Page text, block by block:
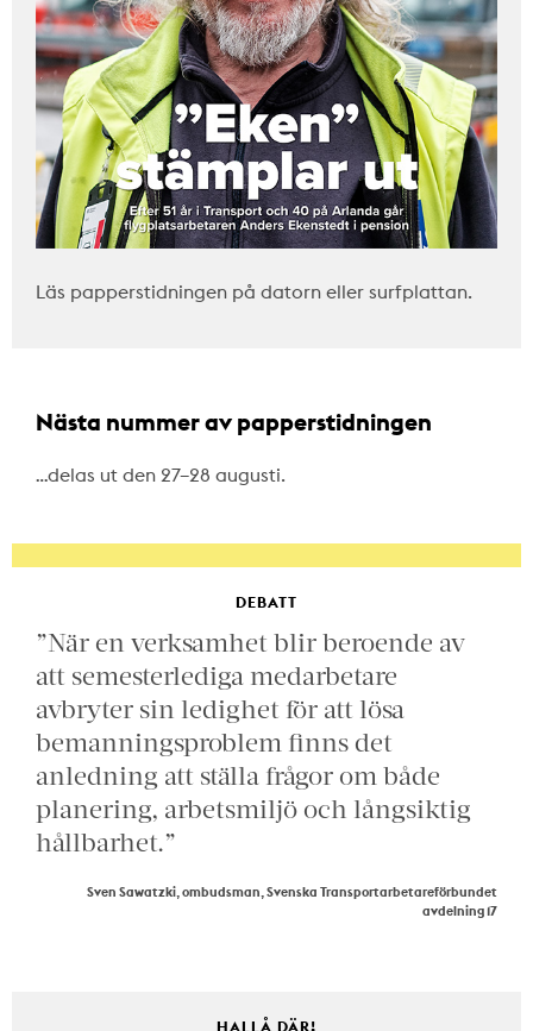
Läs papperstidningen på datorn eller surfplattan.
Nästa nummer av papperstidningen
…delas ut den 27–28 augusti.
DEBATT
”När en verksamhet blir beroende av
att semesterlediga medarbetare
avbryter sin ledighet för att lösa
bemanningsproblem finns det
anledning att ställa frågor om både
planering, arbetsmiljö och långsiktig
hållbarhet.”
Sven Sawatzki, ombudsman, Svenska Transportarbetareförbundet
avdelning 17
HALLÅ DÄR!